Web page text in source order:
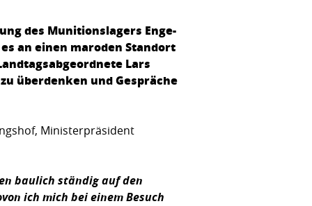
des Munitionslagers Enge-
an einen maroden Standort
Lars
überdenken und Gespräche
Ministerpräsident
baulich ständig auf den
ich mich bei einem Besuch